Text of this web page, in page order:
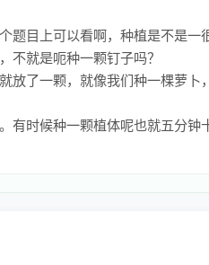
目上可以看啊，种植是不是一
不就是呃种一颗钉子吗？
放了一颗，就像我们种一棵萝卜
时候种一颗植体呢也就五分钟